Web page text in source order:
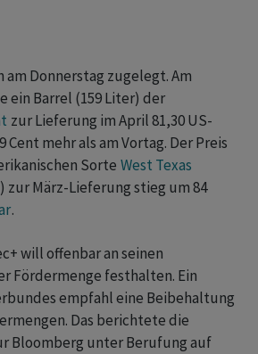
am Donnerstag zugelegt. Am
ein Barrel (159 Liter) der
zur Lieferung im April 81,30 US-
Cent mehr als am Vortag. Der Preis
Sorte West Texas
) zur März-Lieferung stieg um 84
.
will offenbar an seinen
Fördermenge festhalten. Ein
empfahl eine Beibehaltung
Das berichtete die
Bloomberg unter Berufung auf